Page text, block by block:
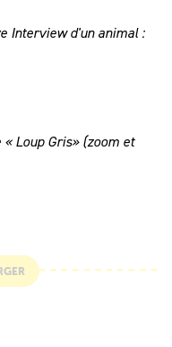
Interview d'un animal :
Loup Gris» (zoom et